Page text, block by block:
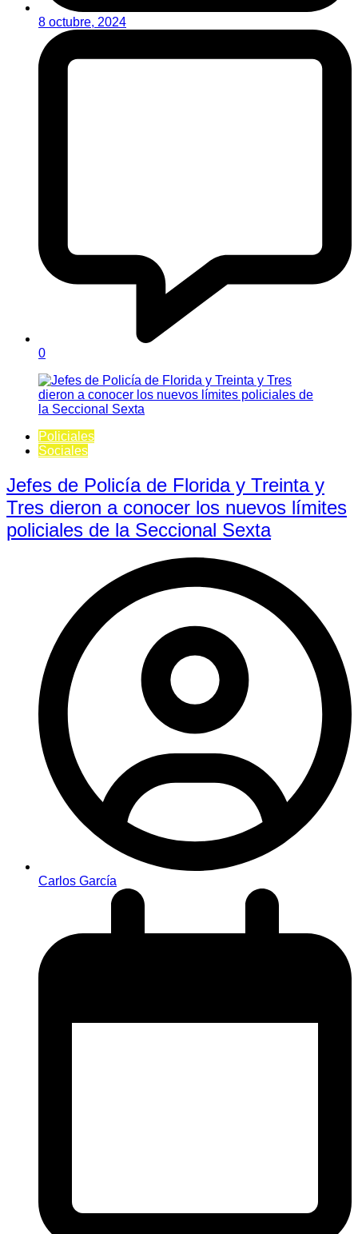
8 octubre, 2024
0
Policiales
Sociales
Jefes de Policía de Florida y Treinta y
Tres dieron a conocer los nuevos límites
policiales de la Seccional Sexta
Carlos García